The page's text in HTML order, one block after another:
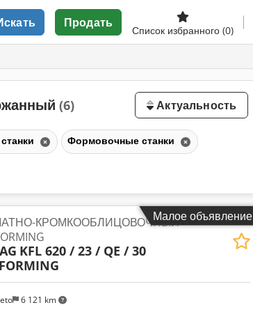
Продать
Список избранного (0)
(6) Актуальность
Формовочные станки
Малое объявление
6 121 km
КРОМКООБЛИЦОВОЧНЫЙ
KFL 620 / 23 / QE / 30